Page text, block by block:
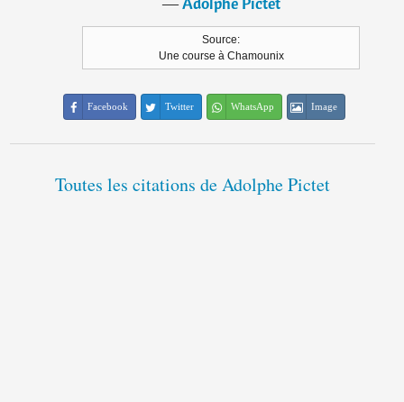
Source:
Une course à Chamounix
Facebook Twitter WhatsApp Image
Toutes les citations de Adolphe Pictet